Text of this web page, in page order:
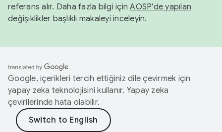
referans alır. Daha fazla bilgi içinAOSP'de yapılan
değişiklikler başlıklı makaleyi inceleyin.
Google, içerikleri tercih ettiğiniz dile çevirmek için
yapay zeka teknolojisini kullanır. Yapay zeka
çevirilerinde hata olabilir.